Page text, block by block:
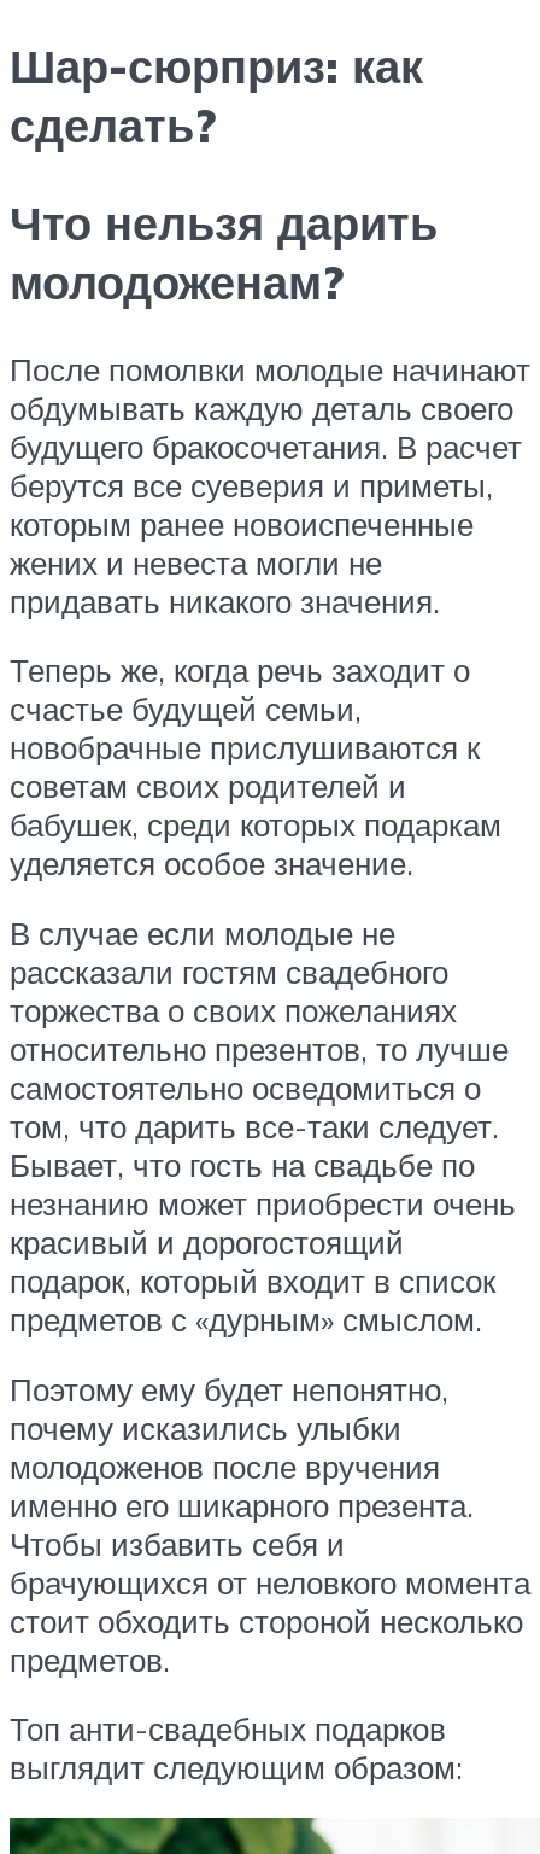
Шар-сюрприз: как
сделать?
Что нельзя дарить
молодоженам?
После помолвки молодые начинают
обдумывать каждую деталь своего
будущего бракосочетания. В расчет
берутся все суеверия и приметы,
которым ранее новоиспеченные
жених и невеста могли не
придавать никакого значения.
Теперь же, когда речь заходит о
счастье будущей семьи,
новобрачные прислушиваются к
советам своих родителей и
бабушек, среди которых подаркам
уделяется особое значение.
В случае если молодые не
рассказали гостям свадебного
торжества о своих пожеланиях
относительно презентов, то лучше
самостоятельно осведомиться о
том, что дарить все-таки следует.
Бывает, что гость на свадьбе по
незнанию может приобрести очень
красивый и дорогостоящий
подарок, который входит в список
предметов с «дурным» смыслом.
Поэтому ему будет непонятно,
почему исказились улыбки
молодоженов после вручения
именно его шикарного презента.
Чтобы избавить себя и
брачующихся от неловкого момента
стоит обходить стороной несколько
предметов.
Топ анти-свадебных подарков
выглядит следующим образом: